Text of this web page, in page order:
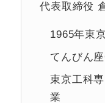
代表取締役
1965年東
てんびん
東京工科
業